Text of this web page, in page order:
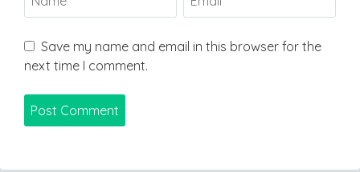
Save my name and email in this browser for the
next time I comment.